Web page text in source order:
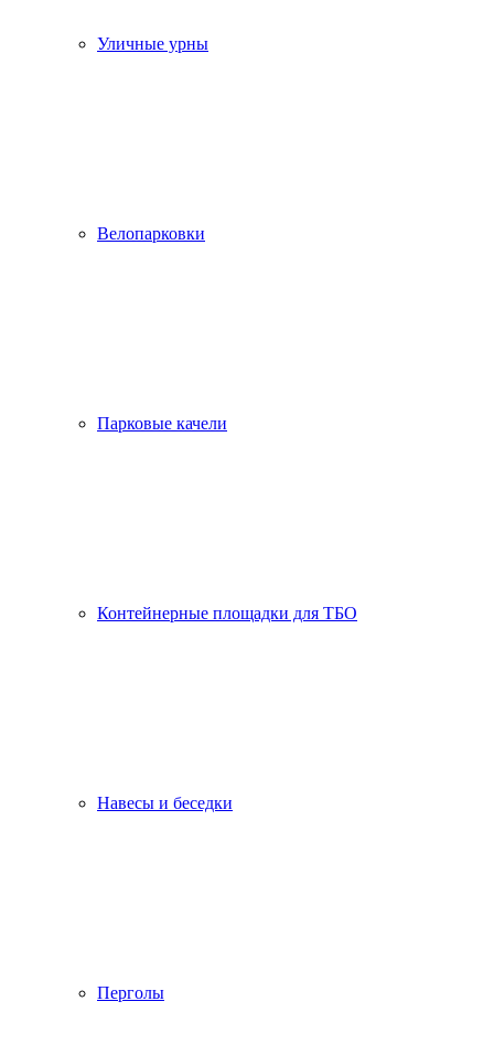
Уличные урны
Велопарковки
Парковые качели
Контейнерные площадки для ТБО
Навесы и беседки
Перголы